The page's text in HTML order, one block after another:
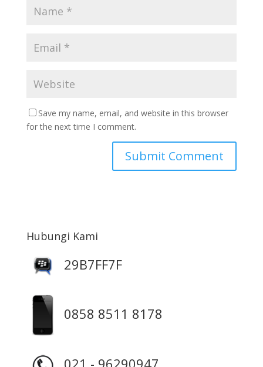
Save my name, email, and website in this browser
for the next time I comment.
Hubungi Kami
29B7FF7F
0858 8511 8178